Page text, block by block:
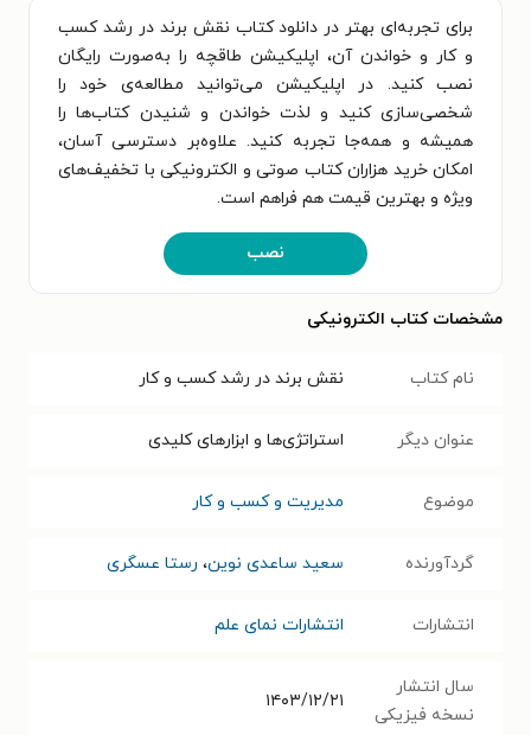
برای تجربه‌ای بهتر در دانلود کتاب نقش برند در رشد کسب
و کار و خواندن آن، اپلیکیشن طاقچه را به‌صورت رایگان
نصب کنید. در اپلیکیشن می‌توانید مطالعه‌ی خود را
شخصی‌سازی کنید و لذت خواندن و شنیدن کتاب‌ها را
همیشه و همه‌جا تجربه کنید. علاوه‌بر دسترسی آسان،
امکان خرید هزاران کتاب صوتی و الکترونیکی با تخفیف‌های
ویژه و بهترین قیمت هم فراهم است.
نصب
مشخصات کتاب الکترونیکی
نام کتاب نقش برند در رشد کسب و کار
عنوان دیگر استراتژی‌ها و ابزارهای کلیدی
موضوع مدیریت و کسب و کار
گردآورنده سعید ساعدی نوین، رستا عسگری
انتشارات انتشارات نمای علم
سال انتشار
نسخه فیزیکی
۱۴۰۳/۱۲/۲۱